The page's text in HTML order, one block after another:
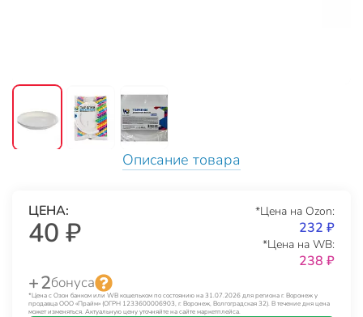
Описание товара
ЦЕНА:
40 ₽
*Цена на Ozon:
232 ₽
*Цена на WB:
238 ₽
+ 2бонуса
*Цена с Озон банком или WB кошельком по состоянию на 31.07.2026 для региона г. Воронеж у
продавца ООО «Прайм» (ОГРН 1233600006903, г. Воронеж, Волгоградская 32). В течение дня цена
может изменяться. Актуальную цену уточняйте на сайте маркетплейса.